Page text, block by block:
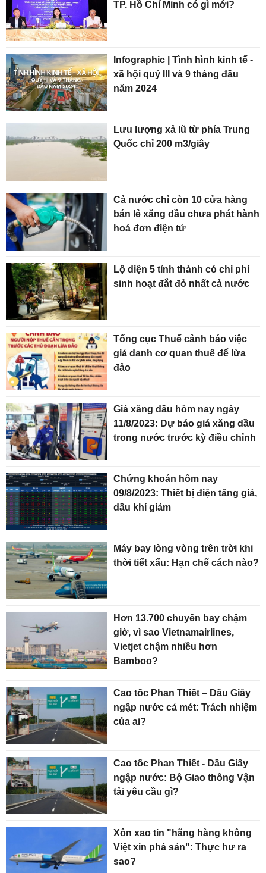
TP. Hồ Chí Minh có gì mới?
Infographic | Tình hình kinh tế -
xã hội quý III và 9 tháng đầu
năm 2024
Lưu lượng xả lũ từ phía Trung
Quốc chỉ 200 m3/giây
Cả nước chỉ còn 10 cửa hàng
bán lẻ xăng dầu chưa phát hành
hoá đơn điện tử
Lộ diện 5 tỉnh thành có chi phí
sinh hoạt đắt đỏ nhất cả nước
Tổng cục Thuế cảnh báo việc
giả danh cơ quan thuế để lừa
đảo
Giá xăng dầu hôm nay ngày
11/8/2023: Dự báo giá xăng dầu
trong nước trước kỳ điều chỉnh
Chứng khoán hôm nay
09/8/2023: Thiết bị điện tăng giá,
dầu khí giảm
Máy bay lòng vòng trên trời khi
thời tiết xấu: Hạn chế cách nào?
Hơn 13.700 chuyến bay chậm
giờ, vì sao Vietnamairlines,
Vietjet chậm nhiều hơn
Bamboo?
Cao tốc Phan Thiết – Dầu Giây
ngập nước cả mét: Trách nhiệm
của ai?
Cao tốc Phan Thiết - Dầu Giây
ngập nước: Bộ Giao thông Vận
tải yêu cầu gì?
Xôn xao tin "hãng hàng không
Việt xin phá sản": Thực hư ra
sao?